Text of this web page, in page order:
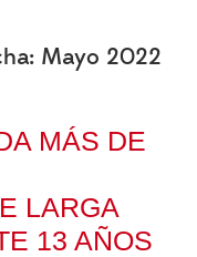
Mayo 2022
MÁS DE
LARGA
13 AÑOS